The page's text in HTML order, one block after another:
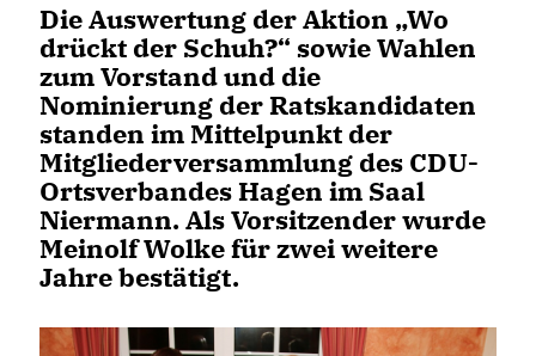
Die Auswertung der Aktion „Wo
drückt der Schuh?“ sowie Wahlen
zum Vorstand und die
Nominierung der Ratskandidaten
standen im Mittelpunkt der
Mitgliederversammlung des CDU-
Ortsverbandes Hagen im Saal
Niermann. Als Vorsitzender wurde
Meinolf Wolke für zwei weitere
Jahre bestätigt.